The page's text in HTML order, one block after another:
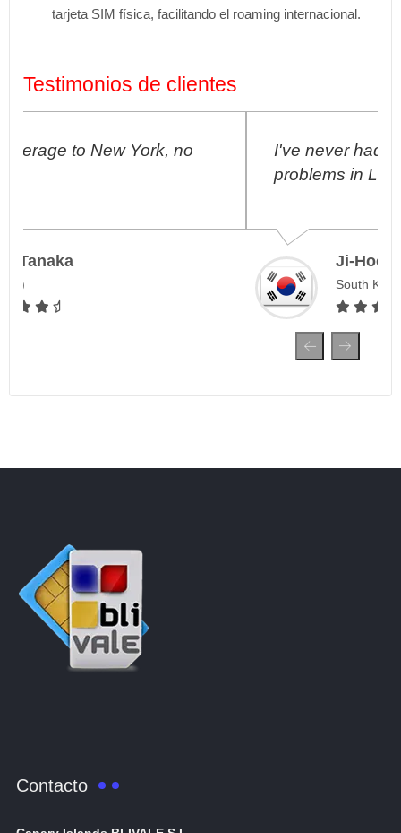
tarjeta SIM física, facilitando el roaming internacional.
Testimonios de clientes
I've never had any connection
problems in London, amazing!
Contacto